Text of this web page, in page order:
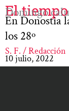
El tiempo
Domingo
En Donostia
los 28º
S. F. / Redacción
10 julio, 2022